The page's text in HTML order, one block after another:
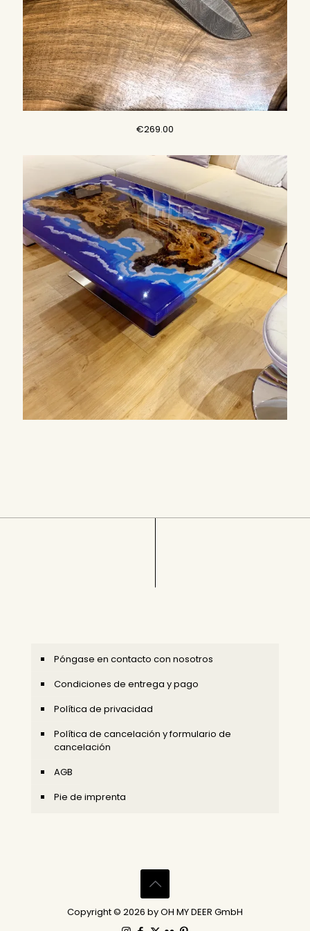
€269.00
Póngase en contacto con nosotros
Condiciones de entrega y pago
Política de privacidad
Política de cancelación y formulario de
cancelación
AGB
Pie de imprenta
Copyright © 2026 by OH MY DEER GmbH